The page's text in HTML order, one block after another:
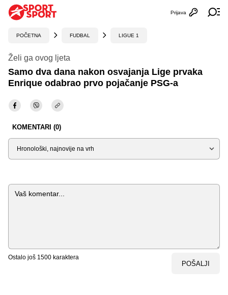
Otvori
Prijava
POČETNA FUDBAL LIGUE 1
Želi ga ovog ljeta
Samo dva dana nakon osvajanja Lige prvaka
Enrique odabrao prvo pojačanje PSG-a
KOMENTARI (0)
Sortiraj
Komentar
Ostalo još 1500 karaktera
POŠALJI